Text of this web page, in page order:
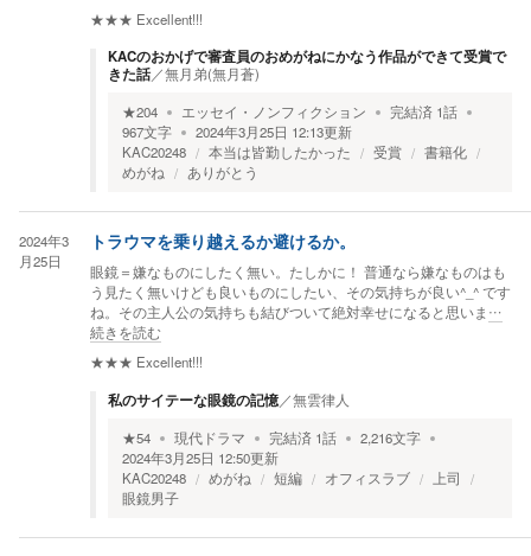
★★★ Excellent!!!
KACのおかげで審査員のおめがねにかなう作品ができて受賞で
きた話／無月弟(無月蒼)
★204 エッセイ・ノンフィクション 完結済 1話
967文字 2024年3月25日 12:13更新
KAC20248
本当は皆勤したかった 受賞
書籍化
めがね
ありがとう
2024年3
月25日
トラウマを乗り越えるか避けるか。
眼鏡＝嫌なものにしたく無い。たしかに！ 普通なら嫌なものはも
う見たく無いけども良いものにしたい、その気持ちが良い^_^ です
ね。その主人公の気持ちも結びついて絶対幸せになると思いま …
続きを読む
★★★ Excellent!!!
私のサイテーな眼鏡の記憶／無雲律人
★54 現代ドラマ 完結済 1話 2,216文字
2024年3月25日 12:50更新
KAC20248
めがね 短編 オフィスラブ
上司
眼鏡男子